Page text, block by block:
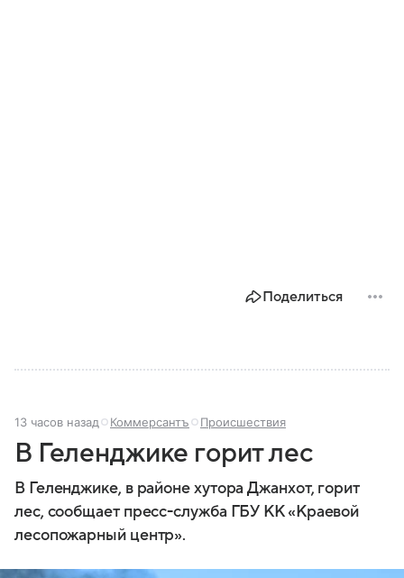
Поделиться
13 часов назад Коммерсантъ Происшествия
В Геленджике горит лес
В Геленджике, в районе хутора Джанхот, горит
лес, сообщает пресс-служба ГБУ КК «Краевой
лесопожарный центр».